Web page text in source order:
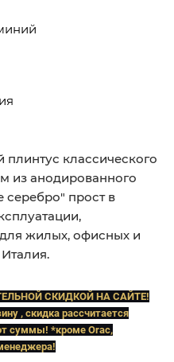
классического
из анодированного
серебро" прост в
жилых, офисных и
СКИДКОЙ НА САЙТЕ!
, скидка рассчитается
суммы! *кроме Orac,